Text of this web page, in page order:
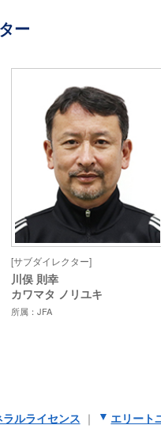
ー
[サブダイレクター]
川俣 則幸
カワマタ ノリユキ
所属：JFA
ルライセンス ｜ エリート